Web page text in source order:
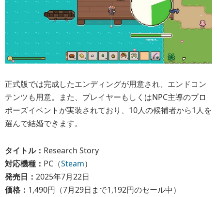
正式版では完成したエンディングが用意され、エンドコン
テンツも用意。また、プレイヤーもしくはNPC主導のプロ
ポーズイベントが実装されており、10人の候補者から1人を
選んで結婚できます。
タイトル： Research Story
対応機種： PC（Steam）
発売日： 2025年7月22日
価格： 1,490円（7月29日まで1,192円のセール中）